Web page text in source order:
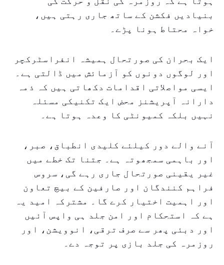
بنیادیں فکشن کے ساتھ جاری رہتی ہیں،
خواہ محتاط ہونا پڑے۔
ایک بحران کی صورتحال ہمیشہ انفراسٹرکچر
اور لوگوں دونوں کو آزمائش میں ڈالتی ہے۔
ایسی مواصلاتی اقدامات دکھاتی ہیں کہ ذمہ
دارانہ آپریشنز محض ایک تکنیکی مسئلہ
نہیں بلکہ کمیونٹی کا وعدہ ہوتا ہے۔
آنے والے دور کیلئے کلیدی انطباق، صبر،
اور باہمی سمجھوتہ ہے۔ جتنا تک خطے میں
غیر یقینی صورتحال جاری رہے گی، سروس
فراہم کنندگان اور صارفین کے بیچ تعاون
اور اہمیت اختیار کرے گا۔ مشترکہ امید یہ
ہے کہ استحکام اور امن جلد ہی واپس آئیں
اور دبئی پھر سے صرف ترقی، انوویشن، اور
روزمرہ کی جلد بازی پر توجہ دے۔